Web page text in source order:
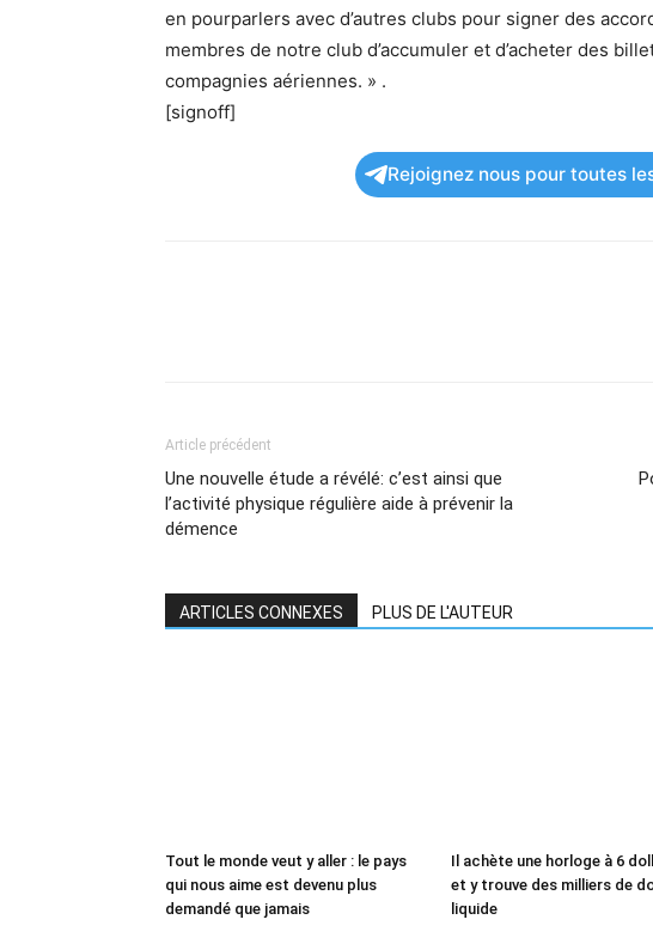
en pourparlers avec d’autres clubs pour signer des
membres de notre club d’accumuler et d’acheter des
compagnies aériennes. » .
[signoff]
Rejoignez nous pour toutes
Article précédent
Une nouvelle étude a révélé: c’est ainsi que
l’activité physique régulière aide à prévenir la
démence
ARTICLES CONNEXES PLUS DE L'AUTEUR
Tout le monde veut y aller : le pays
qui nous aime est devenu plus
demandé que jamais
Il achète une horloge à 6
et y trouve des milliers de
liquide